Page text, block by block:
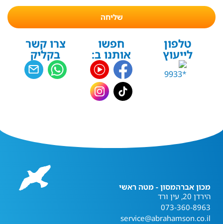
שליחה
טלפון
לייעוץ
חפשו
אותנו ב:
צרו קשר
בקליק
מכון אברהמסון - מטה ראשי
הירדן 20, עין ורד
073-360-8963
service@abrahamson.co.il